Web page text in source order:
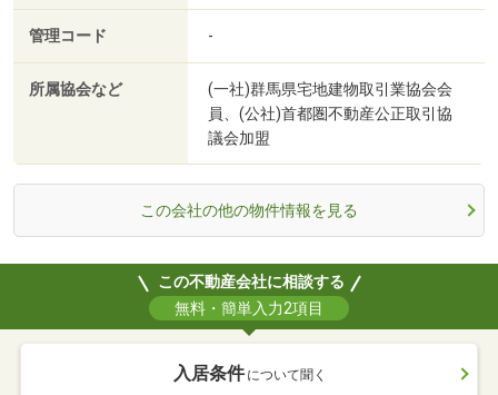
管理コード -
所属協会など
(一社)群馬県宅地建物取引業協会会
員、(公社)首都圏不動産公正取引協
議会加盟
この会社の他の物件情報を見る
この不動産会社に相談する
無料・簡単入力2項目
入居条件 について聞く